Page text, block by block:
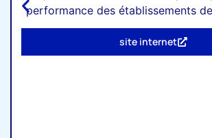
performance des établissements
site internet